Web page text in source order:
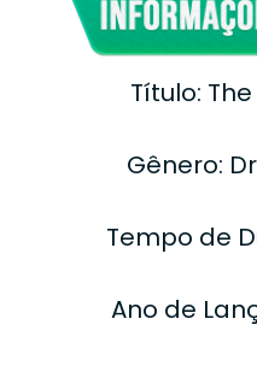
Título:
Gênero:
Tempo de
Ano de